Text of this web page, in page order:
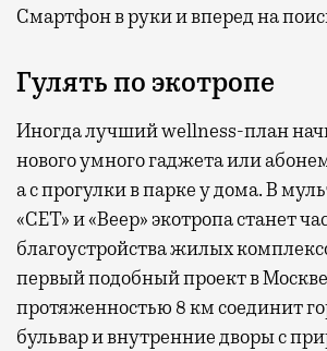
Смартфон в руки и вперед на
Гулять по экотропе
Иногда лучший wellness-план
нового умного гаджета или
а с прогулки в парке у дома. В
«СЕТ» и «Веер» экотропа станет
благоустройства жилых
первый подобный проект в
протяженностью 8 км соединит
бульвар и внутренние дворы с